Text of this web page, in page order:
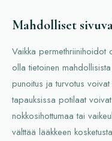
Mahdolliset
Vaikka permethriinihoidot
olla tietoinen
punoitus ja turvotus
tapauksissa potilaat
nokkosihottumaa tai
välttää lääkkeen